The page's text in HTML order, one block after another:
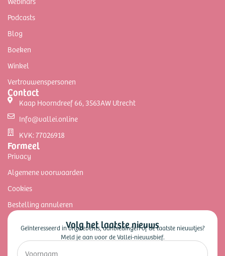
Podcasts
Blog
Boeken
Winkel
Vertrouwenspersonen
Contact
Kaap Hoorndreef 66, 3563AW Utrecht
Info@vallei.online
KVK: 77026918
Formeel
Privacy
Algemene voorwaarden
Cookies
Bestelling annuleren
Volg het laatste nieuws
Geïnteresseerd in onze events, aanbiedingen of de laatste nieuwtjes?
Meld je aan voor de Vallei-nieuwsbief.